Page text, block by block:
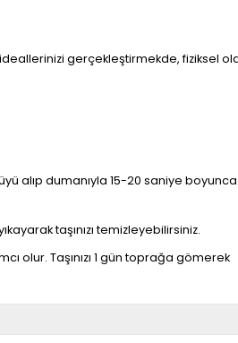
gerçekleştirmekde, fiziksel
alıp dumanıyla 15-20 saniye boyunca
taşınızı temizleyebilirsiniz.
olur. Taşınızı 1 gün toprağa gömerek